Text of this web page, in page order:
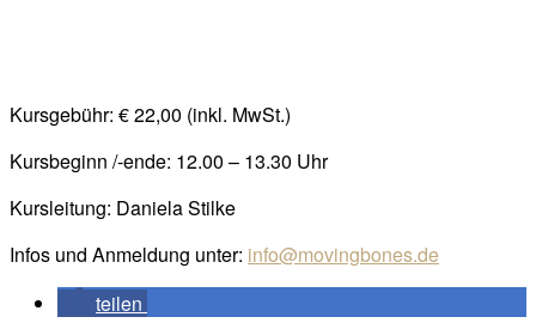
Kursgebühr: € 22,00 (inkl. MwSt.)
Kursbeginn /-ende: 12.00 – 13.30 Uhr
Kursleitung: Daniela Stilke
Infos und Anmeldung unter: info@movingbones.de
teilen